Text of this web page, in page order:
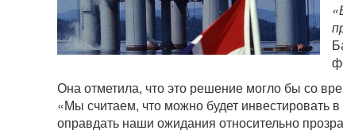
Она отметила, что это решение могло бы со
«Мы считаем, что можно будет инвестировать
оправдать наши ожидания относительно